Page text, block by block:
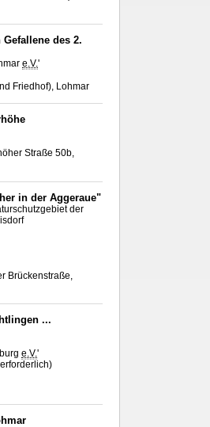
des 2.
e.V.'
Friedhof), Lohmar
Straße 50b,
in der Aggeraue"
der
Brückenstraße,
...
e.V.'